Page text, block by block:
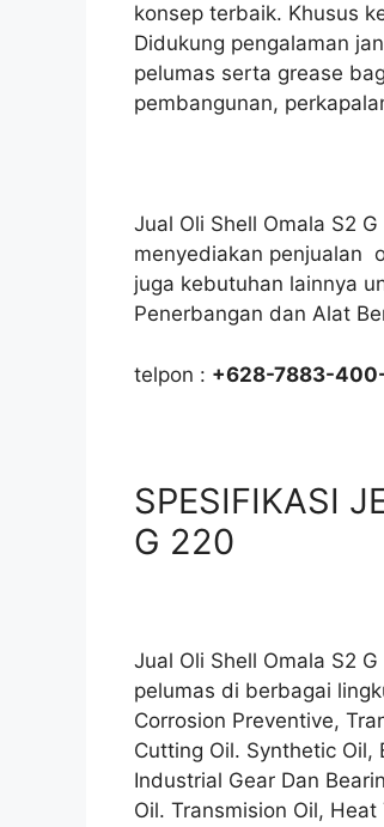
konsep terbaik. Khusus
Didukung pengalaman
pelumas serta grease
pembangunan,
Jual Oli Shell Omala S2
menyediakan penjualan
juga kebutuhan lainnya
Penerbangan dan Alat
telpon : +628-7883-
SPESIFIKASI
G 220
Jual Oli Shell Omala S2
pelumas di berbagai
Corrosion Preventive,
Cutting Oil. Synthetic Oil,
Industrial Gear Dan
Oil. Transmision Oil,